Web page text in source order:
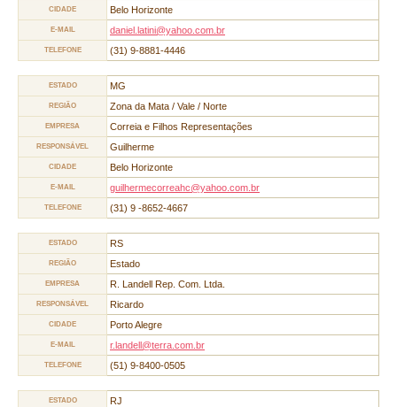
CIDADE Belo Horizonte
E-MAIL daniel.latini@yahoo.com.br
TELEFONE (31) 9-8881-4446
ESTADO MG
REGIÃO Zona da Mata / Vale / Norte
EMPRESA Correia e Filhos Representações
RESPONSÁVEL Guilherme
CIDADE Belo Horizonte
E-MAIL guilhermecorreahc@yahoo.com.br
TELEFONE (31) 9 -8652-4667
ESTADO RS
REGIÃO Estado
EMPRESA R. Landell Rep. Com. Ltda.
RESPONSÁVEL Ricardo
CIDADE Porto Alegre
E-MAIL r.landell@terra.com.br
TELEFONE (51) 9-8400-0505
ESTADO RJ